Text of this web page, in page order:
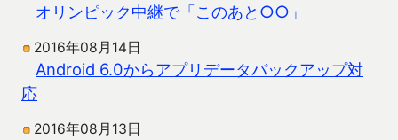
オリンピック中継で「このあと○○」
2016年08月14日
Android 6.0からアプリデータバックアップ対
応
2016年08月13日